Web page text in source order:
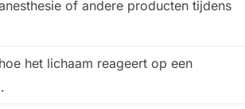
of andere producten tijdens
het lichaam reageert op een
.